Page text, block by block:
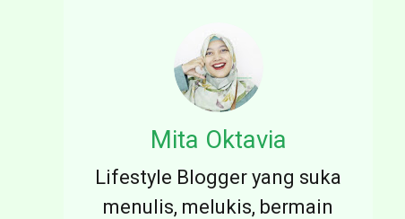
Mita Oktavia
Lifestyle Blogger yang suka
menulis, melukis, bermain